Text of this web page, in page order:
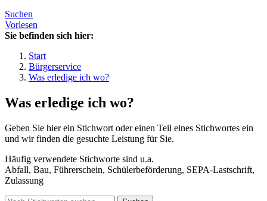
Suchen
Vorlesen
Sie befinden sich hier:
Start
Bürgerservice
Was erledige ich wo?
Was erledige ich wo?
Geben Sie hier ein Stichwort oder einen Teil eines Stichwortes ein
und wir finden die gesuchte Leistung für Sie.
Häufig verwendete Stichworte sind u.a.
Abfall, Bau, Führerschein, Schülerbeförderung, SEPA-Lastschrift,
Zulassung